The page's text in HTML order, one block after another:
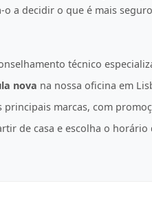
a decidir o que é mais
técnico
nova na nossa oficina em
principais marcas, com
de casa e escolha o